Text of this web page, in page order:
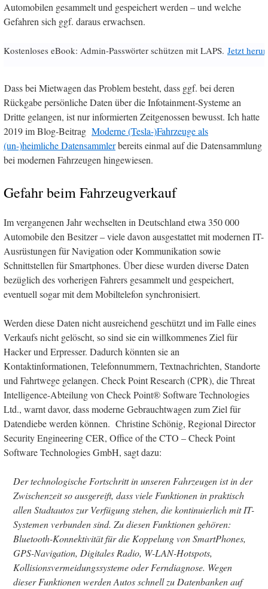
Automobilen gesammelt und gespeichert werden – und welche
Gefahren sich ggf. daraus erwachsen.
Kostenloses eBook: Admin-Passwörter schützen mit LAPS. Jetzt
Dass bei Mietwagen das Problem besteht, dass ggf. bei deren
Rückgabe persönliche Daten über die Infotainment-Systeme an
Dritte gelangen, ist nur informierten Zeitgenossen bewusst. Ich hatte
2019 im Blog-Beitrag Moderne (Tesla-)Fahrzeuge als
(un-)heimliche Datensammlerbereits einmal auf die Datensammlung
bei modernen Fahrzeugen hingewiesen.
Gefahr beim Fahrzeugverkauf
Im vergangenen Jahr wechselten in Deutschland etwa 350 000
Automobile den Besitzer – viele davon ausgestattet mit modernen IT-
Ausrüstungen für Navigation oder Kommunikation sowie
Schnittstellen für Smartphones. Über diese wurden diverse Daten
bezüglich des vorherigen Fahrers gesammelt und gespeichert,
eventuell sogar mit dem Mobiltelefon synchronisiert.
Werden diese Daten nicht ausreichend geschützt und im Falle eines
Verkaufs nicht gelöscht, so sind sie ein willkommenes Ziel für
Hacker und Erpresser. Dadurch könnten sie an
Kontaktinformationen, Telefonnummern, Textnachrichten, Standorte
und Fahrtwege gelangen. Check Point Research (CPR), die Threat
Intelligence-Abteilung von Check Point® Software Technologies
Ltd., warnt davor, dass moderne Gebrauchtwagen zum Ziel für
Datendiebe werden können. Christine Schönig, Regional Director
Security Engineering CER, Office of the CTO – Check Point
Software Technologies GmbH, sagt dazu:
Der technologische Fortschritt in unseren Fahrzeugen ist in der
Zwischenzeit so ausgereift, dass viele Funktionen in praktisch
allen Stadtautos zur Verfügung stehen, die kontinuierlich mit IT-
Systemen verbunden sind. Zu diesen Funktionen gehören:
Bluetooth-Konnektivität für die Koppelung von SmartPhones,
GPS-Navigation, Digitales Radio, W-LAN-Hotspots,
Kollisionsvermeidungssysteme oder Ferndiagnose. Wegen
dieser Funktionen werden Autos schnell zu Datenbanken auf